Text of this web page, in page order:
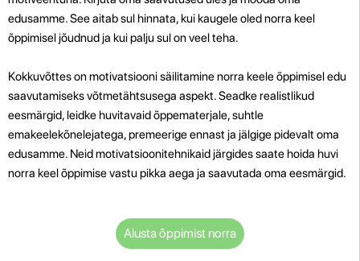
edusamme. See aitab sul hinnata, kui kaugele oled norra keel
õppimisel jõudnud ja kui palju sul on veel teha.
Kokkuvõttes on motivatsiooni säilitamine norra keele õppimisel edu
saavutamiseks võtmetähtsusega aspekt. Seadke realistlikud
eesmärgid, leidke huvitavaid õppematerjale, suhtle
emakeelekõnelejatega, premeerige ennast ja jälgige pidevalt oma
edusamme. Neid motivatsioonitehnikaid järgides saate hoida huvi
norra keel õppimise vastu pikka aega ja saavutada oma eesmärgid.
Alusta õppimist norra